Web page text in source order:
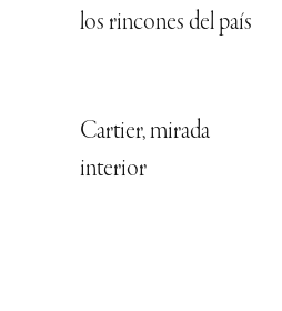
los rincones del país
Cartier, mirada
interior